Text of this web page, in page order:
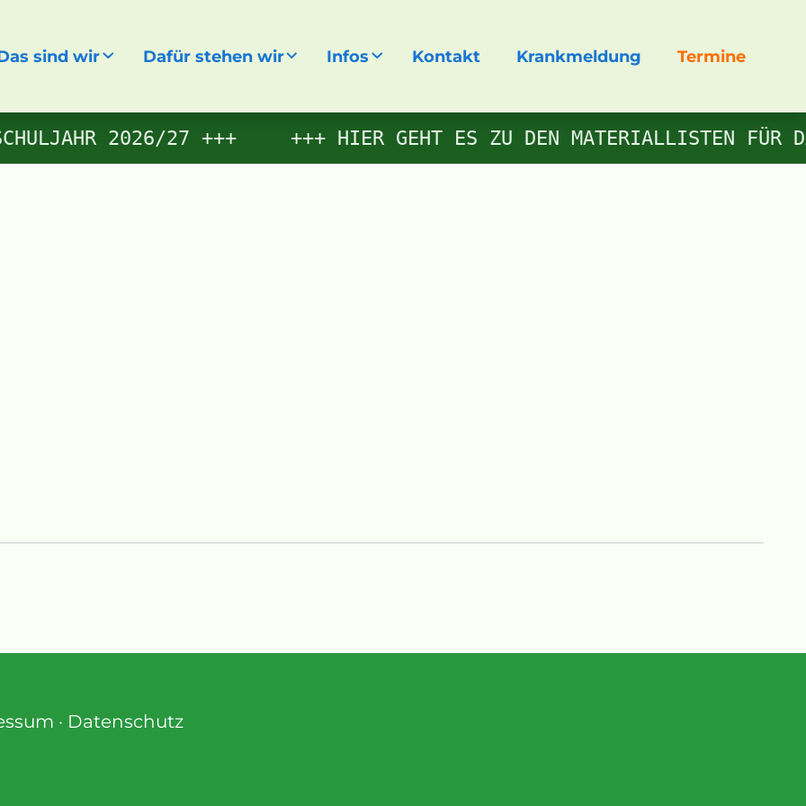
sind wir Dafür stehen wir Infos Kontakt Krankmeldung Termine
2026/27 HIER GEHT ES ZU DEN MATERIALLISTEN FÜR
· Datenschutz